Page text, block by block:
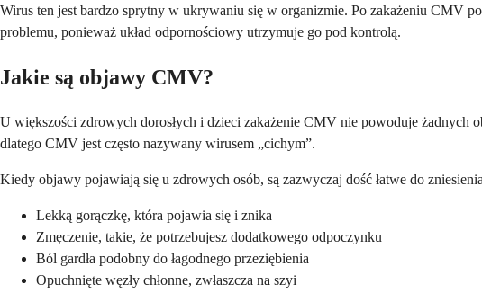
Wirus ten jest bardzo sprytny w ukrywaniu się w organizmie. Po zakażeniu CMV
problemu, ponieważ układ odpornościowy utrzymuje go pod kontrolą.
Jakie są objawy CMV?
U większości zdrowych dorosłych i dzieci zakażenie CMV nie powoduje żadnych
dlatego CMV jest często nazywany wirusem „cichym”.
Kiedy objawy pojawiają się u zdrowych osób, są zazwyczaj dość łatwe do
Lekką gorączkę, która pojawia się i znika
Zmęczenie, takie, że potrzebujesz dodatkowego odpoczynku
Ból gardła podobny do łagodnego przeziębienia
Opuchnięte węzły chłonne, zwłaszcza na szyi